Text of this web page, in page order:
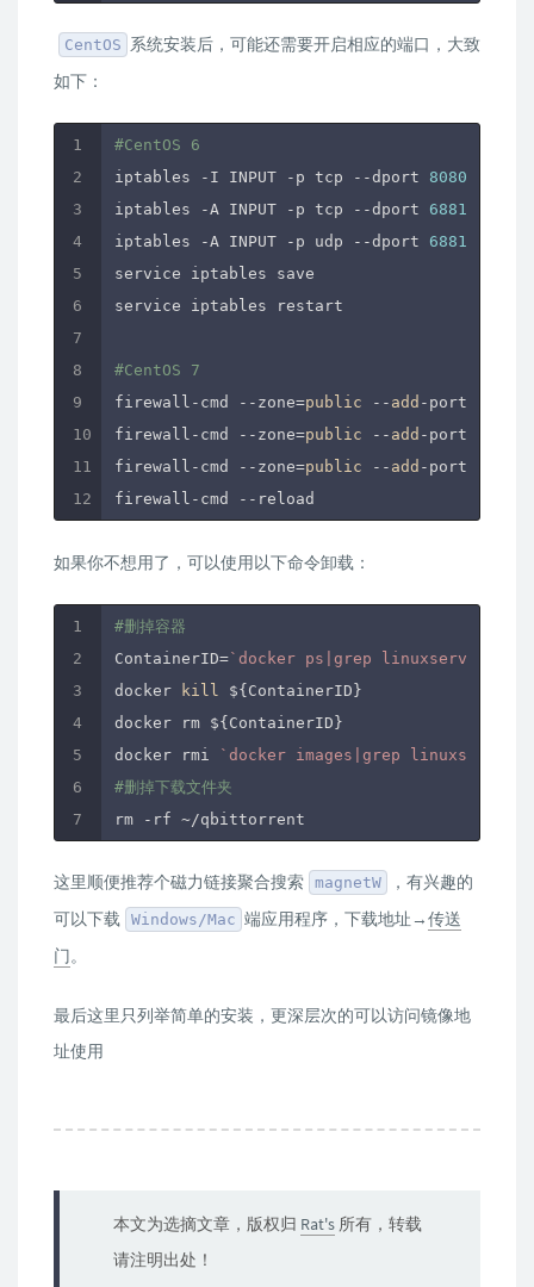
CentOS 系统安装后，可能还需要开启相应的端口，大致
如下：
#CentOS 6
iptables -I INPUT -p tcp --dport 8080
iptables -A INPUT -p tcp --dport 6881
iptables -A INPUT -p udp --dport 6881
service iptables save
service iptables restart
#CentOS 7
firewall-cmd --zone=public -- add -port=
firewall-cmd --zone=public -- add -port=
firewall-cmd --zone=public -- add -port=
firewall-cmd --reload
如果你不想用了，可以使用以下命令卸载：
#删掉容器
ContainerID=`docker ps|grep linuxserver/
docker
kill
${ContainerID}
docker rm ${ContainerID}
docker rmi
`docker images|grep
#删掉下载文件夹
rm -rf ~
这里顺便推荐个磁力链接聚合搜索 magnetW
，有兴趣的
可以下载 Windows/Mac 端应用程序，下载地址→传送
门。
最后这里只列举简单的安装，更深层次的可以访问镜像地
址使用
本文为选摘文章，版权归 Rat's 所有，转载
请注明出处！